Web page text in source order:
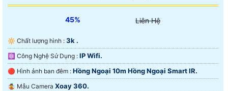
45% Liên Hệ
🔆 Chất lượng hình : 3k .
⚛️ Công Nghệ Sử Dụng : IP Wifi.
🔴 Hình ảnh ban đêm : Hồng Ngoại 10m Hồng Ngoại Smart IR.
🤹 Mẫu Camera Xoay 360.